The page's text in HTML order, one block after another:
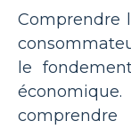
Comprendre
le